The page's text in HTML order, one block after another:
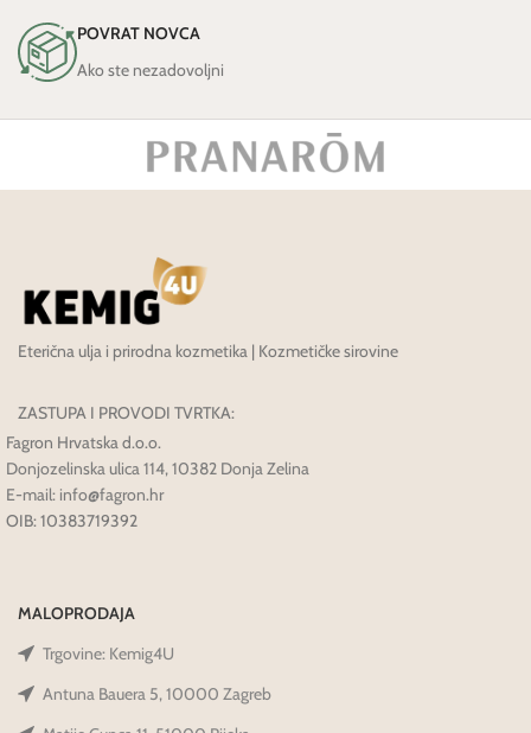
POVRAT NOVCA
Ako ste nezadovoljni
Eterična ulja i prirodna kozmetika | Kozmetičke sirovine
ZASTUPA I PROVODI TVRTKA:
Fagron Hrvatska d.o.o.
Donjozelinska ulica 114, 10382 Donja Zelina
E-mail: info@fagron.hr
OIB: 10383719392
MALOPRODAJA
Trgovine: Kemig4U
Antuna Bauera 5, 10000 Zagreb